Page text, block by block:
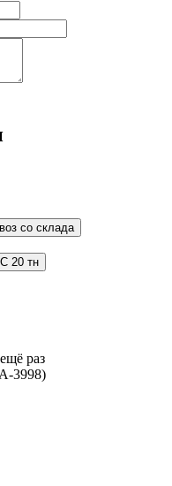
со склада
20 тн
раз